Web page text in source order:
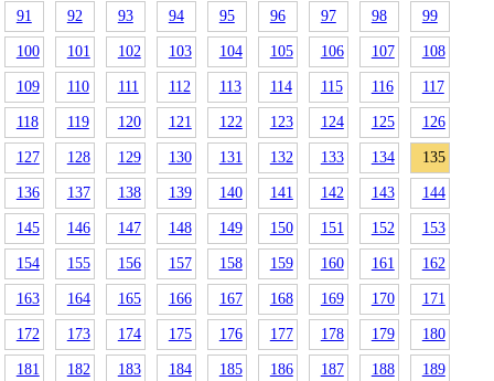
91 92 93 94 95 96 97 98 99
100 101 102 103 104 105 106 107 108
109 110 111 112 113 114 115 116 117
118 119 120 121 122 123 124 125 126
127 128 129 130 131 132 133 134 135
136 137 138 139 140 141 142 143 144
145 146 147 148 149 150 151 152 153
154 155 156 157 158 159 160 161 162
163 164 165 166 167 168 169 170 171
172 173 174 175 176 177 178 179 180
181 182 183 184 185 186 187 188 189